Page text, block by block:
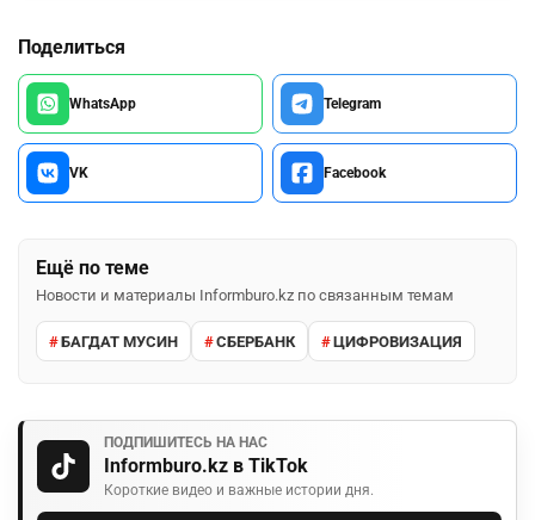
Поделиться
WhatsApp Telegram
VK Facebook
Ещё по теме
Новости и материалы Informburo.kz по связанным темам
БАГДАТ МУСИН СБЕРБАНК ЦИФРОВИЗАЦИЯ
ПОДПИШИТЕСЬ НА НАС
Informburo.kz в TikTok
Короткие видео и важные истории дня.